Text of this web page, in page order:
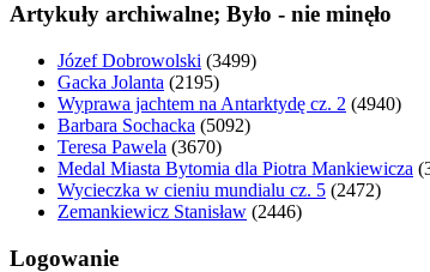
Artykuły archiwalne; Było - nie minęło
Józef Dobrowolski (3499)
Gacka Jolanta (2195)
Wyprawa jachtem na Antarktydę cz. 2 (4940)
Barbara Sochacka (5092)
Teresa Pawela (3670)
Medal Miasta Bytomia dla Piotra Mankiewicza
Wycieczka w cieniu mundialu cz. 5 (2472)
Zemankiewicz Stanisław (2446)
Logowanie